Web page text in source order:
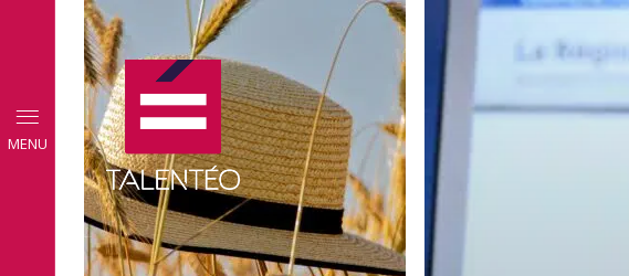
MENU
CONSEILS
EMPLOI